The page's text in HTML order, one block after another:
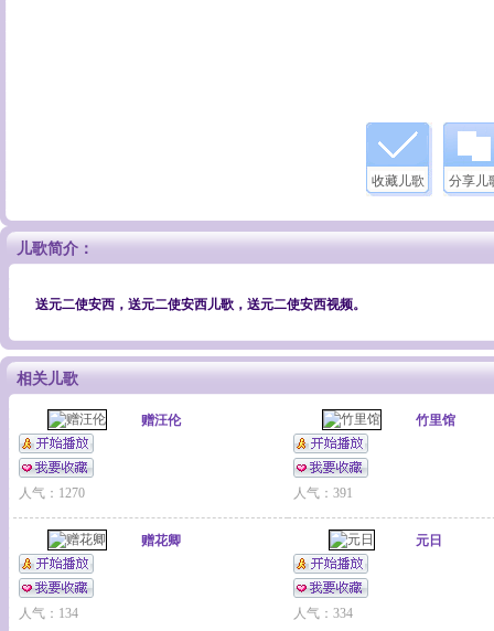
收藏儿歌 分享儿
儿歌简介：
送元二使安西，送元二使安西儿歌，送元二使安西视频。
相关儿歌
赠汪伦
人气：1270
竹里馆
人气：391
赠花卿
人气：134
元日
人气：334